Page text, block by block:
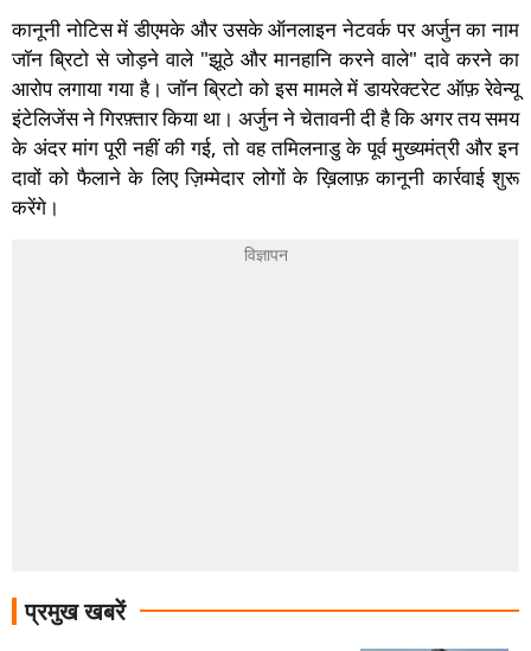
कानूनी नोटिस में डीएमके और उसके ऑनलाइन नेटवर्क पर अर्जुन का नाम
जॉन ब्रिटो से जोड़ने वाले "झूठे और मानहानि करने वाले" दावे करने का
आरोप लगाया गया है। जॉन ब्रिटो को इस मामले में डायरेक्टरेट ऑफ़ रेवेन्यू
इंटेलिजेंस ने गिरफ़्तार किया था। अर्जुन ने चेतावनी दी है कि अगर तय समय
के अंदर मांग पूरी नहीं की गई, तो वह तमिलनाडु के पूर्व मुख्यमंत्री और इन
दावों को फैलाने के लिए ज़िम्मेदार लोगों के ख़िलाफ़ कानूनी कार्रवाई शुरू
करेंगे।
प्रमुख खबरें